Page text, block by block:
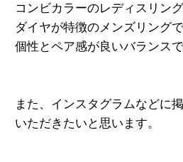
コンビカラーのレディスリン
ダイヤが特徴のメンズリング
個性とペア感が良いバランス
また、インスタグラムなどに
いただきたいと思います。